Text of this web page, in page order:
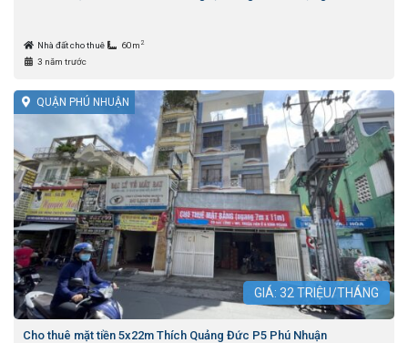
Nhà đất cho thuê 60m 2
3 năm trước
QUẬN PHÚ NHUẬN
GIÁ: 32 TRIỆU/THÁNG
Cho thuê mặt tiền 5x22m Thích Quảng Đức P5 Phú Nhuận